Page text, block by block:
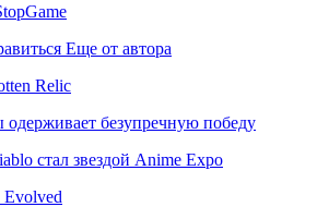
Еще от автора
Relic
безупречную победу
стал звездой Anime Expo
Evolved